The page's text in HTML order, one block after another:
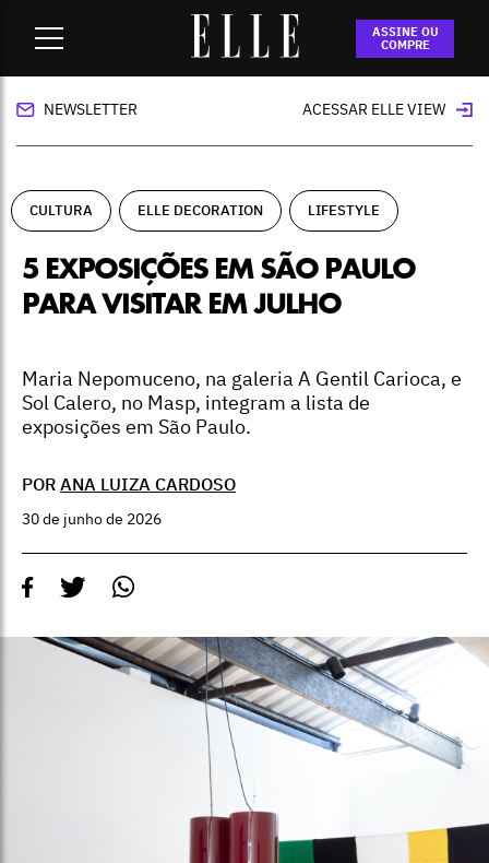
ASSINE OU
COMPRE
5 exposições em São Paulo para visitar em
julho
NEWSLETTER ACESSAR ELLE VIEW
CULTURA ELLE DECORATION LIFESTYLE
5 EXPOSIÇÕES EM SÃO PAULO
PARA VISITAR EM JULHO
Maria Nepomuceno, na galeria A Gentil Carioca, e
Sol Calero, no Masp, integram a lista de
exposições em São Paulo.
POR ANA LUIZA CARDOSO
30 de junho de 2026